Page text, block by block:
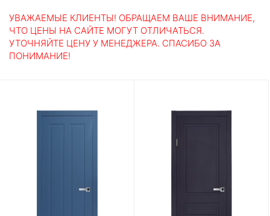
УВАЖАЕМЫЕ КЛИЕНТЫ! ОБРАЩАЕМ ВАШЕ ВНИМАНИЕ,
ЧТО ЦЕНЫ НА САЙТЕ МОГУТ ОТЛИЧАТЬСЯ.
УТОЧНЯЙТЕ ЦЕНУ У МЕНЕДЖЕРА. СПАСИБО ЗА
ПОНИМАНИЕ!